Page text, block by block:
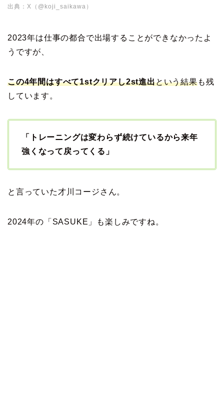
出典：X（@koji_saikawa）
2023年は仕事の都合で出場することができなかったよ
うですが、
この4年間はすべて1stクリアし2st進出という結果も残
しています。
「トレーニングは変わらず続けているから来年
強くなって戻ってくる」
と言っていた才川コージさん。
2024年の「SASUKE」も楽しみですね。